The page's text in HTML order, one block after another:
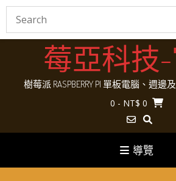
Skip
莓亞科技
樹莓派 RASPBERRY PI 單板電腦、週
0 - NT$ 0
導覽